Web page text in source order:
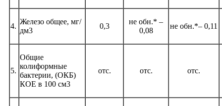
4.
Железо общее, мг/
дм3
0,3
не обн.* –
0,08
не обн.*– 0,11
5.
Общие
колиформные
бактерии, (ОКБ)
КОЕ в 100 см3
отс. отс. отс.